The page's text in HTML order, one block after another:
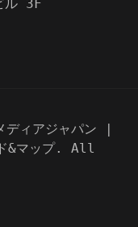
ル 3F
ィアジャパン |
ド&マップ. All